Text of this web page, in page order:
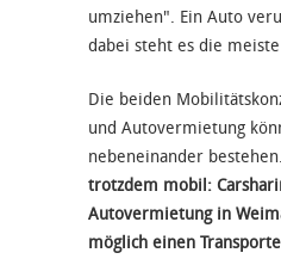
umziehen". Ein Auto
dabei steht es die
Die beiden
und Autovermietung
nebeneinander bestehen.
trotzdem mobil:
Autovermietung in
möglich einen